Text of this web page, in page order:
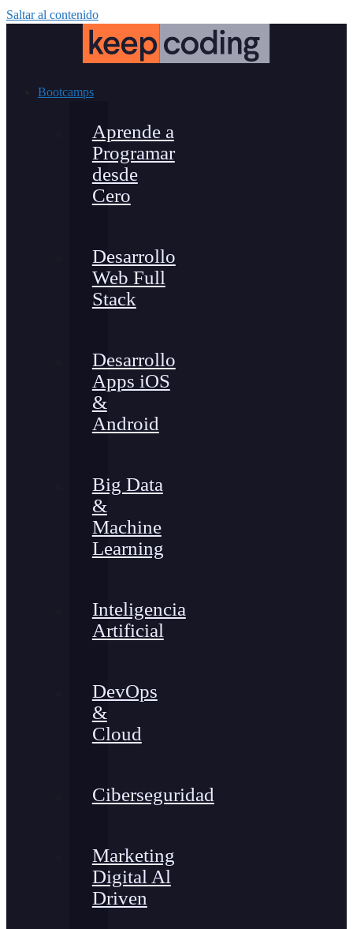
Saltar al contenido
Bootcamps
Aprende a
Programar
desde
Cero
Desarrollo
Web Full
Stack
Desarrollo
Apps iOS
&
Android
Big Data
&
Machine
Learning
Inteligencia
Artificial
DevOps
&
Cloud
Ciberseguridad
Marketing
Digital Al
Driven